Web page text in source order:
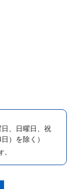
日、日曜日、祝
）を除く）
。